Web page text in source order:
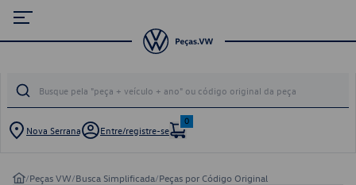
Nova Serrana Entre/registre-se
0
/Peças VW/Busca Simplificada/Peças por Código Original